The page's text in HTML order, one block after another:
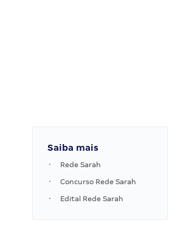
Saiba mais
Rede Sarah
Concurso Rede Sarah
Edital Rede Sarah